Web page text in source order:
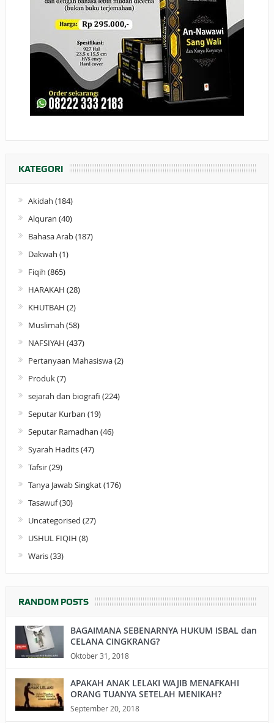
KATEGORI
Akidah (184)
Alquran (40)
Bahasa Arab(187)
Dakwah (1)
Fiqih (865)
HARAKAH (28)
KHUTBAH (2)
Muslimah (58)
NAFSIYAH (437)
Pertanyaan Mahasiswa(2)
Produk(7)
sejarah dan biografi (224)
Seputar Kurban (19)
Seputar Ramadhan (46)
Syarah Hadits(47)
Tafsir(29)
Tanya Jawab Singkat(176)
Tasawuf(30)
Uncategorised (27)
USHUL FIQIH (8)
Waris(33)
RANDOM POSTS
BAGAIMANA SEBENARNYA HUKUM ISBAL dan
CELANA CINGKRANG?
Oktober 31, 2018
APAKAH ANAK LELAKI WAJIB MENAFKAHI
ORANG TUANYA SETELAH MENIKAH?
September 20, 2018